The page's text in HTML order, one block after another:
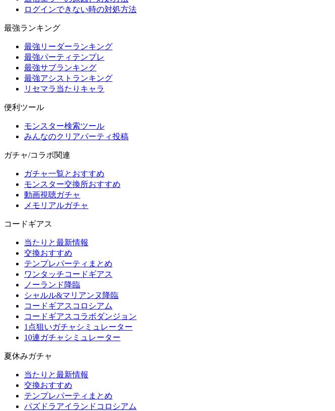
ログインできない時の対処方法
最強ランキング
最強リーダーランキング
最強パーティテンプレ
最強サブランキング
最強アシストランキング
リセマラ当たりキャラ
便利ツール
モンスター検索ツール
みんなのクリアパーティ投稿
ガチャ/コラボ関連
ガチャ一覧とおすすめ
モンスター交換所おすすめ
動画視聴ガチャ
メモリアルガチャ
コードギアス
当たりと最新情報
交換おすすめ
テンプレパーティまとめ
ワンタッチコードギアス
ノーランド降臨
シャルル&マリアンヌ降臨
コードギアスコロシアム
コードギアスコラボダンジョン
1点狙いガチャシミュレーター
10連ガチャシミュレーター
夏休みガチャ
当たりと最新情報
交換おすすめ
テンプレパーティまとめ
パズドラアイランドコロシアム